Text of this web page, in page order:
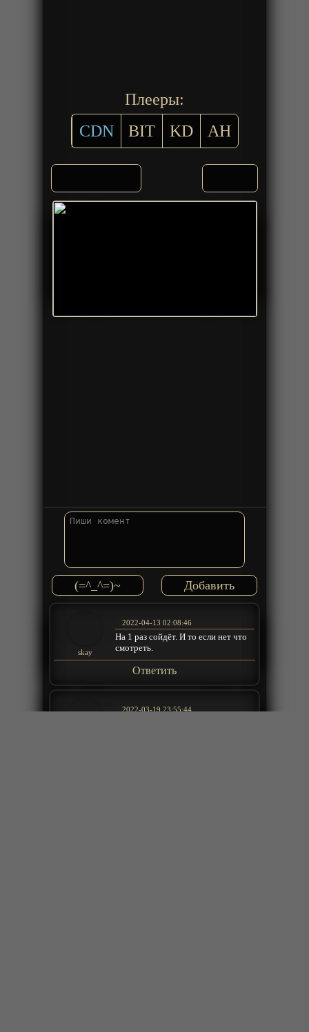
Плееры:
CDN
BIT KD AH
(=^_^=)~
skay
2022-04-13 02:08:46
На 1 раз сойдёт. И то если нет что
смотреть.
Ответить
2022-03-19 23:55:44